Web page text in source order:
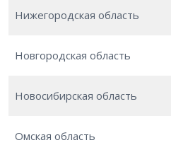
Нижегородская область
Новгородская область
Новосибирская область
Омская область